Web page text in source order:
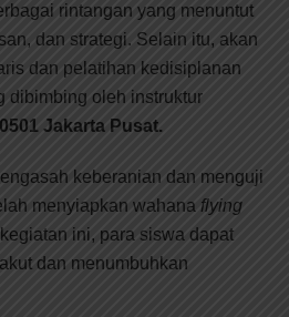
rintangan yang menuntut
dan strategi. Selain itu, akan
dan pelatihan kedisiplanan
dibimbing oleh instruktur
Jakarta Pusat.
keberanian dan menguji
menyiapkan wahana flying
ini, para siswa dapat
dan menumbuhkan